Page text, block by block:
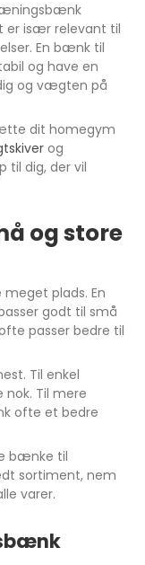
er især relevant til
En bænk til
og have en
og vægten på
dit homegym
og
til dig, der vil
og store
plads. En
godt til små
passer bedre til
Til enkel
Til mere
ofte et bedre
bænke til
sortiment, nem
varer.